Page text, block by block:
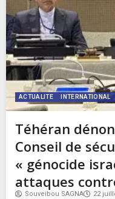
ACTUALITE INTERNATIONAL
Téhéran
Conseil de
« génocide
attaques
Souveibou SAGNA 22